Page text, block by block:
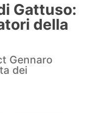
Gattuso:
della
Gennaro
dei